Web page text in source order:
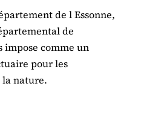
de l Essonne,
de
impose comme un
pour les
la nature.